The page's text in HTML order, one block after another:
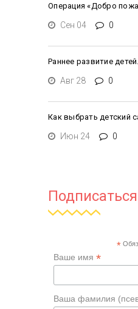
Операция «Добро
Сен 04 0
Раннее развитие
Авг 28 0
Как выбрать детский
Июн 24 0
*
Ваше имя *
Ваша фамилия